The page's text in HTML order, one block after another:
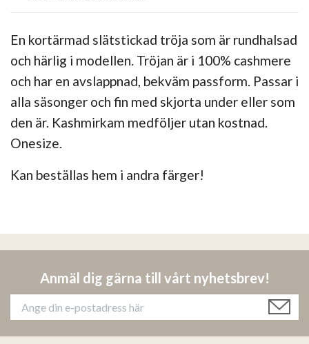
En kortärmad slätstickad tröja som är rundhalsad
och härlig i modellen. Tröjan är i 100% cashmere
och har en avslappnad, bekväm passform. Passar i
alla säsonger och fin med skjorta under eller som
den är. Kashmirkam medföljer utan kostnad.
Onesize.
Kan beställas hem i andra färger!
Anmäl dig gärna till vårt nyhetsbrev!